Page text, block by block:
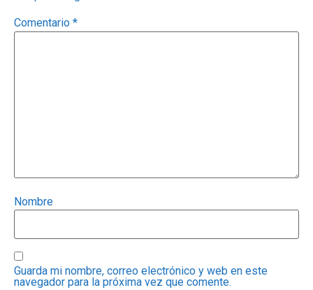
Comentario *
Nombre
Guarda mi nombre, correo electrónico y web en este
navegador para la próxima vez que comente.